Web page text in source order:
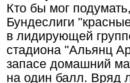
Кто бы мог
Бундеслиги
в лидирующей
стадиона "Альянц
запасе домашний
на один балл. Вряд